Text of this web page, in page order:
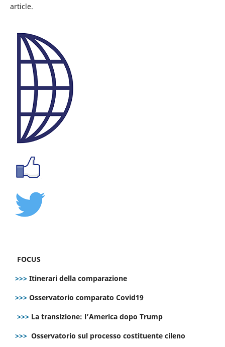
article.
FOCUS
>>> Itinerari della comparazione
>>> Osservatorio comparato Covid19
>>> La transizione: l’America dopo Trump
>>> Osservatorio sul processo costituente cileno